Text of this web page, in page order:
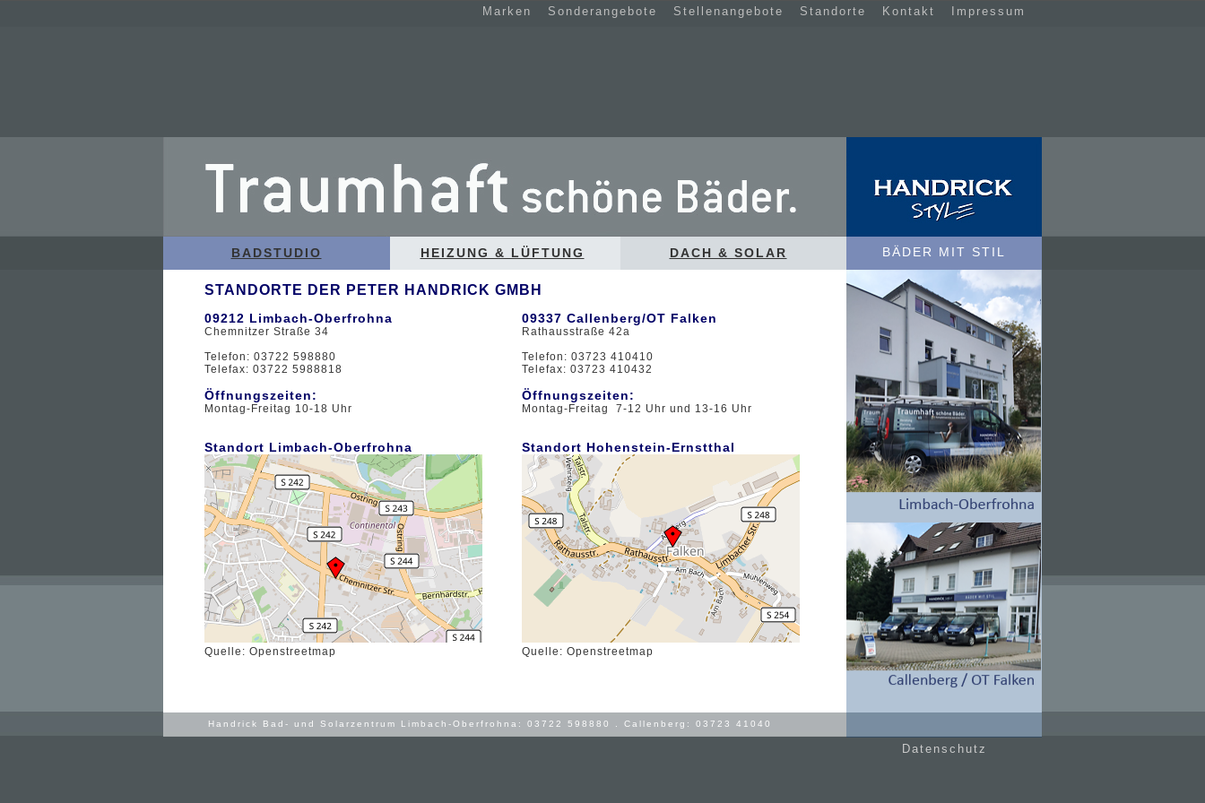
Impressum
Kontakt
Standorte
Stellenangebote
Sonderangebote
Marken
BADSTUDIO HEIZUNG & LÜFTUNG DACH & SOLAR BÄDER MIT STIL
STANDORTE DER PETER HANDRICK GMBH
09212 Limbach-Oberfrohna
Chemnitzer Straße 34
Telefon: 03722 598880
Telefax: 03722 5988818
Öffnungszeiten:
Montag-Freitag 10-18 Uhr
Standort Limbach-Oberfrohna
Quelle: Openstreetmap
09337 Callenberg/OT Falken
Rathausstraße 42a
Telefon: 03723 410410
Telefax: 03723 410432
Öffnungszeiten:
Montag-Freitag 7-12 Uhr und 13-16 Uhr
Standort Hohenstein-Ernstthal
Quelle: Openstreetmap
Handrick Bad- und Solarzentrum Limbach-Oberfrohna: 03722 598880 . Callenberg: 03723 41040
Datenschutz